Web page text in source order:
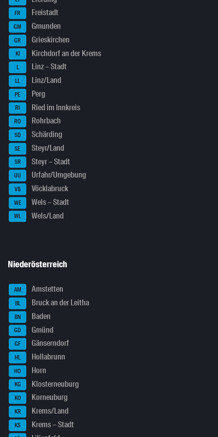
FR Freistadt
GM Gmunden
GR Grieskirchen
KI Kirchdorf an der Krems
L Linz – Stadt
LL Linz/Land
PE Perg
RI Ried im Innkreis
RO Rohrbach
SD Schärding
SE Steyr/Land
SR Steyr – Stadt
UU Urfahr/Umgebung
VB Vöcklabruck
WE Wels – Stadt
WL Wels/Land
Niederösterreich
AM Amstetten
BL Bruck an der Leitha
BN Baden
GD Gmünd
GF Gänserndorf
HL Hollabrunn
HO Horn
KG Klosterneuburg
KO Korneuburg
KR Krems/Land
KS Krems – Stadt